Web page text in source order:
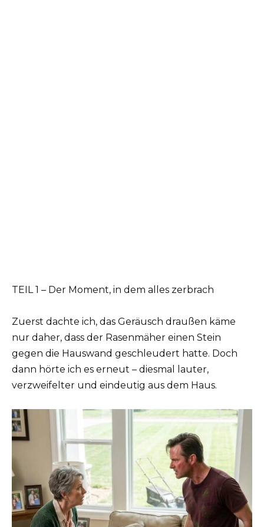
TEIL 1 – Der Moment, in dem alles zerbrach
Zuerst dachte ich, das Geräusch draußen käme
nur daher, dass der Rasenmäher einen Stein
gegen die Hauswand geschleudert hatte. Doch
dann hörte ich es erneut – diesmal lauter,
verzweifelter und eindeutig aus dem Haus.